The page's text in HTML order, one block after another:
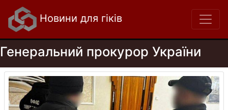
Новини для гіків
Генеральний прокурор України